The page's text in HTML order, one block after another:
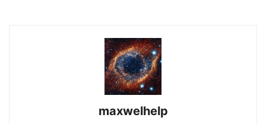
maxwelhelp